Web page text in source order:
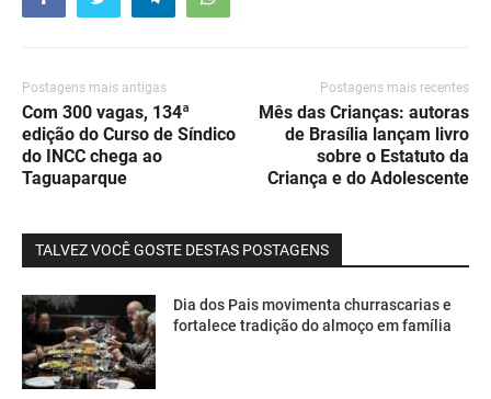
Postagens mais antigas
Com 300 vagas, 134ª
edição do Curso de Síndico
do INCC chega ao
Taguaparque
Postagens mais recentes
Mês das Crianças: autoras
de Brasília lançam livro
sobre o Estatuto da
Criança e do Adolescente
TALVEZ VOCÊ GOSTE DESTAS POSTAGENS
Dia dos Pais movimenta churrascarias e
fortalece tradição do almoço em família